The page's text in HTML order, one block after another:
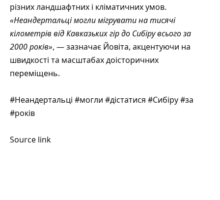
різних ландшафтних і кліматичних умов.
«Неандертальці могли мігрувати на тисячі
кілометрів від Кавказьких гір до Сибіру всього за
2000 років», — зазначає Йовіта, акцентуючи на
швидкості та масштабах доісторичних
переміщень.
#Неандертальці #могли #дістатися #Сибіру #за
#років
Source link